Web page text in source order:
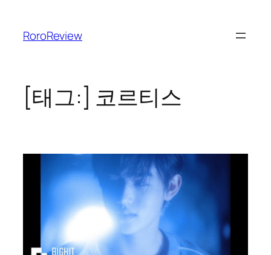
RoroReview
[태그:] 코르티스